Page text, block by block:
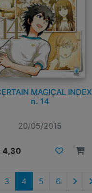
MAGICAL INDEX
n. 14
20/05/2015
4,30
3 4 5 6